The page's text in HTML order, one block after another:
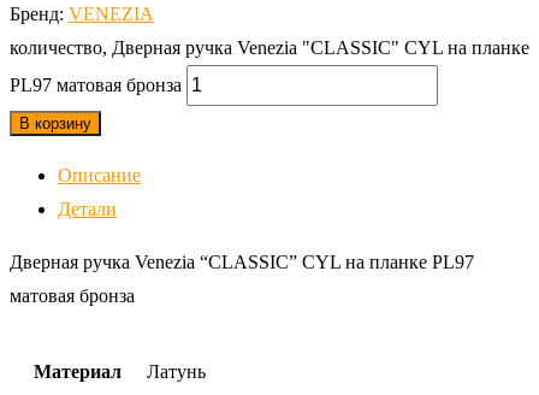
Бренд: VENEZIA
количество, Дверная ручка Venezia "CLASSIC" CYL на планке
PL97 матовая бронза
В корзину
Описание
Детали
Дверная ручка Venezia “CLASSIC” CYL на планке PL97
матовая бронза
Материал Латунь